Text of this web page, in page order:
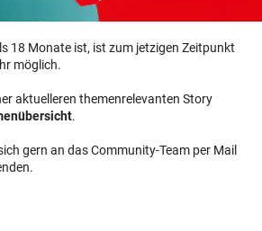
18 Monate ist, ist zum jetzigen Zeitpunkt
möglich.
aktuelleren themenrelevanten Story
.
gern an das Community-Team per Mail